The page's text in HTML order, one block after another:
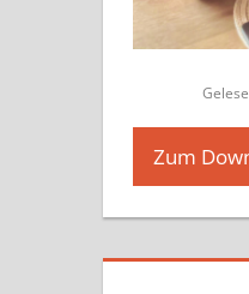
Zum